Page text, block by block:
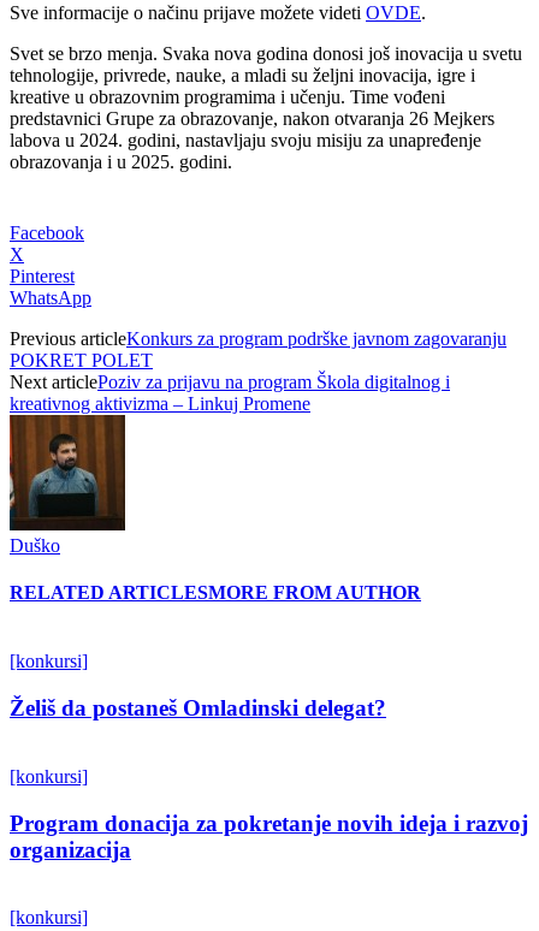
Sve informacije o načinu prijave možete videti OVDE.
Svet se brzo menja. Svaka nova godina donosi još inovacija u svetu
tehnologije, privrede, nauke, a mladi su željni inovacija, igre i
kreative u obrazovnim programima i učenju. Time vođeni
predstavnici Grupe za obrazovanje, nakon otvaranja 26 Mejkers
labova u 2024. godini, nastavljaju svoju misiju za unapređenje
obrazovanja i u 2025. godini.
Facebook
X
Pinterest
WhatsApp
Previous articleKonkurs za program podrške javnom zagovaranju
POKRET POLET
Next articlePoziv za prijavu na program Škola digitalnog i
kreativnog aktivizma – Linkuj Promene
Duško
RELATED ARTICLESMORE FROM AUTHOR
[konkursi]
Želiš da postaneš Omladinski delegat?
[konkursi]
Program donacija za pokretanje novih ideja i razvoj
organizacija
[konkursi]